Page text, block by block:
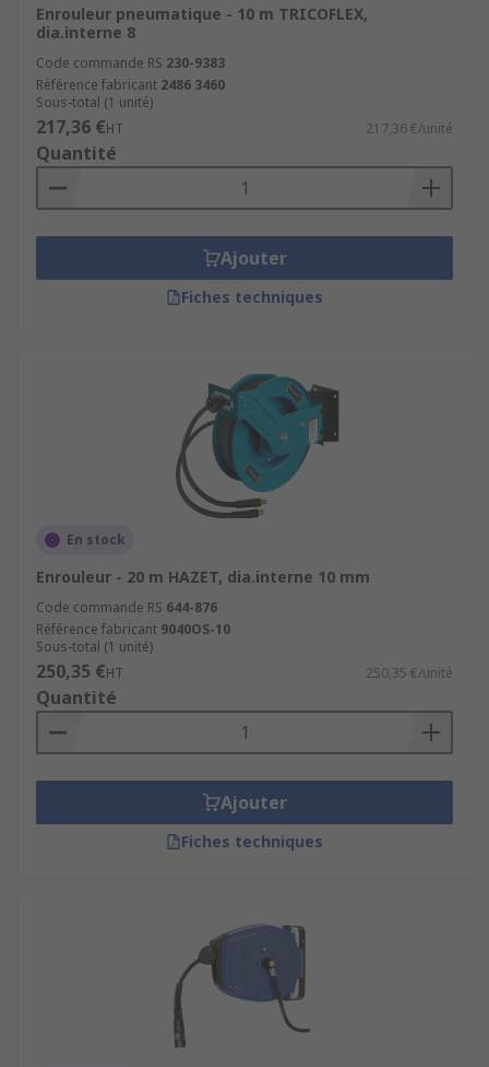
Enrouleur pneumatique - 10 m TRICOFLEX,
dia.interne 8
Code commande RS 230-9383
Référence fabricant 2486 3460
Sous-total (1 unité)
217,36 €HT 217,36 €/unité
Quantité
Ajouter
Fiches techniques
En stock
Enrouleur - 20 m HAZET, dia.interne 10 mm
Code commande RS 644-876
Référence fabricant 9040OS-10
Sous-total (1 unité)
250,35 €HT 250,35 €/unité
Quantité
Ajouter
Fiches techniques